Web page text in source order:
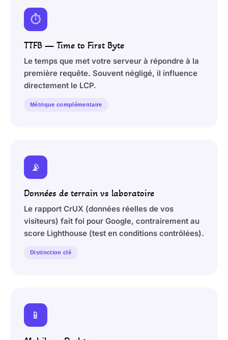
⏱️
TTFB — Time to First Byte
Le temps que met votre serveur à répondre à la
première requête. Souvent négligé, il influence
directement le LCP.
Métrique complémentaire
📡
Données de terrain vs laboratoire
Le rapport CrUX (données réelles de vos
visiteurs) fait foi pour Google, contrairement au
score Lighthouse (test en conditions contrôlées).
Distinction clé
📱